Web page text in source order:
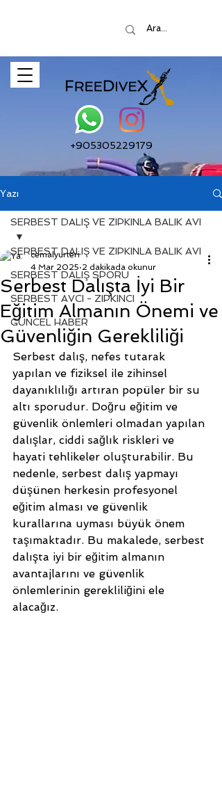
+905305229179
Yazı
SERBEST DALIŞ VE ZIPKINLA BALIK AVI
SERBEST DALIŞ SPORU
SERBEST AVCI - ZIPKINCI
GÜNCEL HABER
SERBEST DALIŞ VE ZIPKINLA BALIK AVI
Serbest Dalışta İyi Bir
Eğitim Almanın Önemi ve
Güvenliğin Gerekliliği
cemalyurteri
4 Mar 2025 2 dakikada okunur
Serbest dalış, nefes tutarak
yapılan ve fiziksel ile zihinsel
dayanıklılığı artıran popüler bir su
altı sporudur. Doğru eğitim ve
güvenlik önlemleri olmadan yapılan
dalışlar, ciddi sağlık riskleri ve
hayati tehlikeler oluşturabilir. Bu
nedenle, serbest dalış yapmayı
düşünen herkesin profesyonel
eğitim alması ve güvenlik
kurallarına uyması büyük önem
taşımaktadır. Bu makalede, serbest
dalışta iyi bir eğitim almanın
avantajlarını ve güvenlik
önlemlerinin gerekliliğini ele
alacağız.